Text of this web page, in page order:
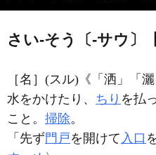
さい‐そう〔‐サウ〕
［名］ (スル) 《「洒」「
水をかけたり、 ちり を払
こと。 掃除。
「先ず門戸を開けて 入口